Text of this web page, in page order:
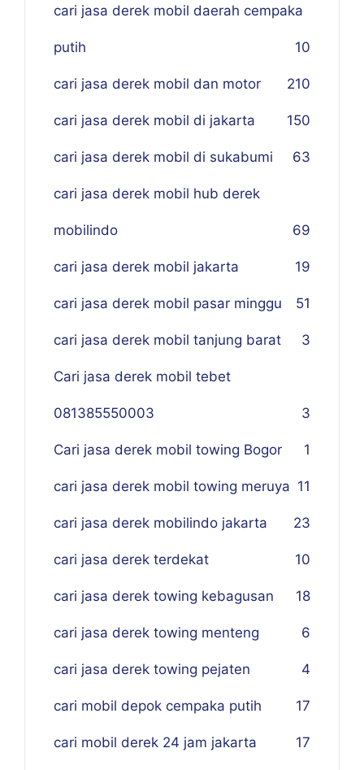
cari jasa derek mobil daerah cempaka
putih 10
cari jasa derek mobil dan motor 210
cari jasa derek mobil di jakarta 150
cari jasa derek mobil di sukabumi 63
cari jasa derek mobil hub derek
mobilindo 69
cari jasa derek mobil jakarta 19
cari jasa derek mobil pasar minggu 51
cari jasa derek mobil tanjung barat 3
Cari jasa derek mobil tebet
081385550003 3
Cari jasa derek mobil towing Bogor 1
cari jasa derek mobil towing meruya 11
cari jasa derek mobilindo jakarta 23
cari jasa derek terdekat 10
cari jasa derek towing kebagusan 18
cari jasa derek towing menteng 6
cari jasa derek towing pejaten 4
cari mobil depok cempaka putih 17
cari mobil derek 24 jam jakarta 17